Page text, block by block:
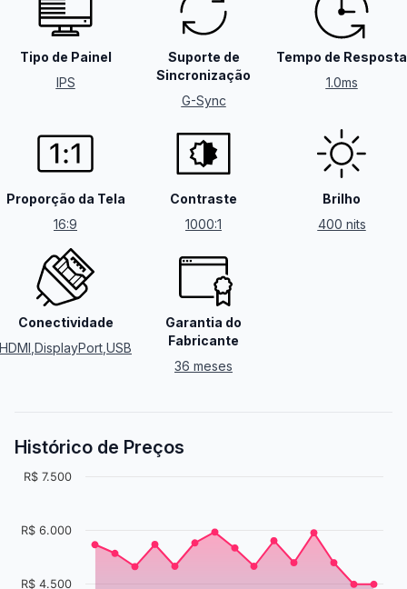
Tipo de Painel
IPS
Suporte de
Sincronização
G-Sync
Tempo de Resposta
1.0ms
Proporção da Tela
16:9
Contraste
1000:1
Brilho
400 nits
Conectividade
HDMI DisplayPort USB
Garantia do
Fabricante
36 meses
Histórico de Preços
R$ 4.500
R$ 6.000
R$ 7.500